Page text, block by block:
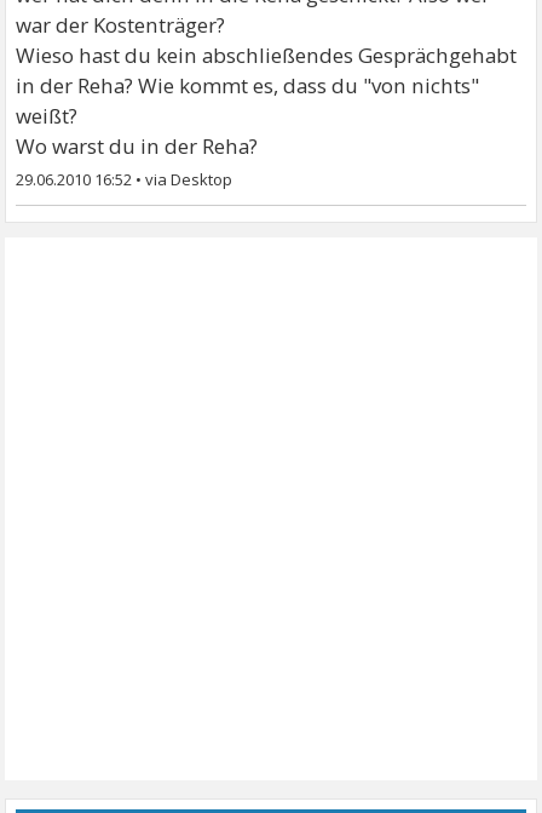
war der Kostenträger?
Wieso hast du kein abschließendes Gesprächgehabt
in der Reha? Wie kommt es, dass du "von nichts"
weißt?
Wo warst du in der Reha?
29.06.2010 16:52 •